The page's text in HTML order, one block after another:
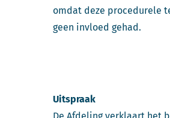
omdat deze procedurele
geen invloed gehad.
Uitspraak